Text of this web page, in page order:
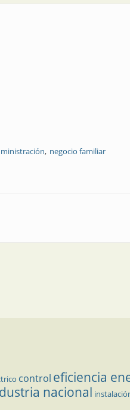
negocio familiar
control eficiencia
nacional